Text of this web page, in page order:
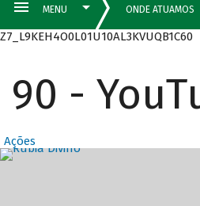
Z7_L9KEH4O0L01U10AL3KVUQB1C60
90 -
Ações